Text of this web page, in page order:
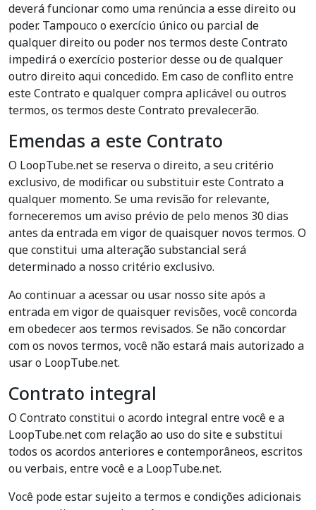
deverá funcionar como uma renúncia a esse direito ou
poder. Tampouco o exercício único ou parcial de
qualquer direito ou poder nos termos deste Contrato
impedirá o exercício posterior desse ou de qualquer
outro direito aqui concedido. Em caso de conflito entre
este Contrato e qualquer compra aplicável ou outros
termos, os termos deste Contrato prevalecerão.
Emendas a este Contrato
O LoopTube.net se reserva o direito, a seu critério
exclusivo, de modificar ou substituir este Contrato a
qualquer momento. Se uma revisão for relevante,
forneceremos um aviso prévio de pelo menos 30 dias
antes da entrada em vigor de quaisquer novos termos. O
que constitui uma alteração substancial será
determinado a nosso critério exclusivo.
Ao continuar a acessar ou usar nosso site após a
entrada em vigor de quaisquer revisões, você concorda
em obedecer aos termos revisados. Se não concordar
com os novos termos, você não estará mais autorizado a
usar o LoopTube.net.
Contrato integral
O Contrato constitui o acordo integral entre você e a
LoopTube.net com relação ao uso do site e substitui
todos os acordos anteriores e contemporâneos, escritos
ou verbais, entre você e a LoopTube.net.
Você pode estar sujeito a termos e condições adicionais